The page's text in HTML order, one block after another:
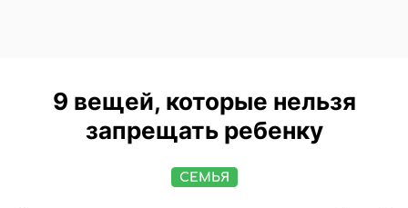
9 вещей, которые нельзя
запрещать ребенку
СЕМЬЯ